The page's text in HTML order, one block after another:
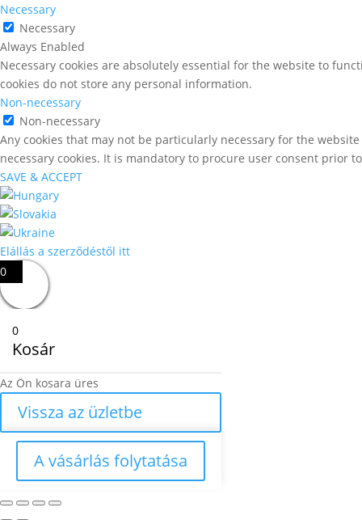
Necessary
Necessary
Always Enabled
Necessary cookies are absolutely essential for the website to
cookies do not store any personal information.
Non-necessary
Non-necessary
Any cookies that may not be particularly necessary for the
necessary cookies. It is mandatory to procure user consent prior
SAVE & ACCEPT
Elállás a szerződéstől itt
0
0
Kosár
Az Ön kosara üres
Vissza az üzletbe
A vásárlás folytatása